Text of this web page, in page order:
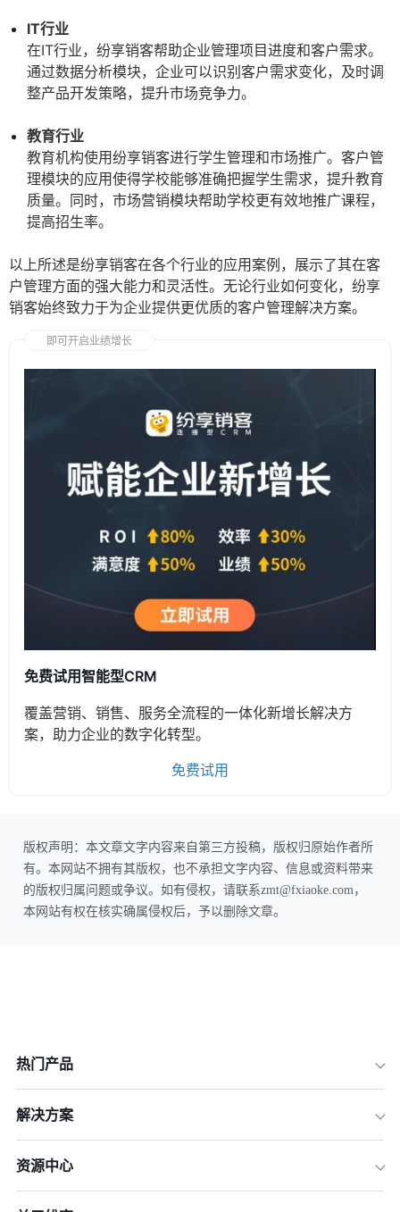
IT行业
在IT行业，纷享销客帮助企业管理项目进度和客户需求。
通过数据分析模块，企业可以识别客户需求变化，及时调
整产品开发策略，提升市场竞争力。
教育行业
教育机构使用纷享销客进行学生管理和市场推广。客户管
理模块的应用使得学校能够准确把握学生需求，提升教育
质量。同时，市场营销模块帮助学校更有效地推广课程，
提高招生率。
以上所述是纷享销客在各个行业的应用案例，展示了其在客
户管理方面的强大能力和灵活性。无论行业如何变化，纷享
销客始终致力于为企业提供更优质的客户管理解决方案。
即可开启业绩增长
免费试用智能型CRM
覆盖营销、销售、服务全流程的一体化新增长解决方
案，助力企业的数字化转型。
免费试用
版权声明：本文章文字内容来自第三方投稿，版权归原始作者所
有。本网站不拥有其版权，也不承担文字内容、信息或资料带来
的版权归属问题或争议。如有侵权，请联系zmt@fxiaoke.com，
本网站有权在核实确属侵权后，予以删除文章。
热门产品
解决方案
资源中心